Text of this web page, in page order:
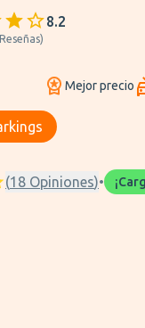
8.2
Reseñas)
Mejor precio
(18 Opiniones)•